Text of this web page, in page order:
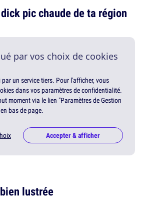
pic chaude de ta région
par vos choix de cookies
un service tiers. Pour l'afficher, vous
dans vos paramètres de confidentialité.
moment via le lien "Paramètres de Gestion
bas de page.
Accepter & afficher
lustrée